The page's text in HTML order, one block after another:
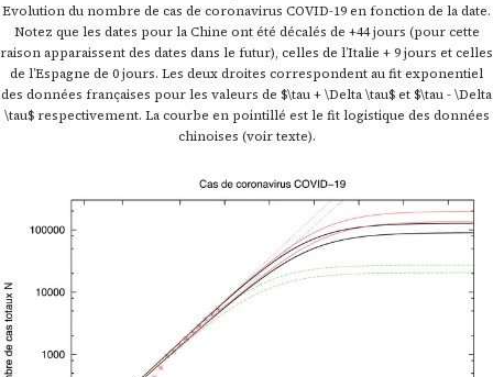
Evolution du nombre de cas de coronavirus COVID-19 en fonction de la date.
Notez que les dates pour la Chine ont été décalés de +44 jours (pour cette
raison apparaissent des dates dans le futur), celles de l’Italie + 9 jours et celles
de l’Espagne de 0 jours. Les deux droites correspondent au fit exponentiel
des données françaises pour les valeurs de $\tau + \Delta \tau$ et $\tau - \Delta
\tau$ respectivement. La courbe en pointillé est le fit logistique des données
chinoises (voir texte).